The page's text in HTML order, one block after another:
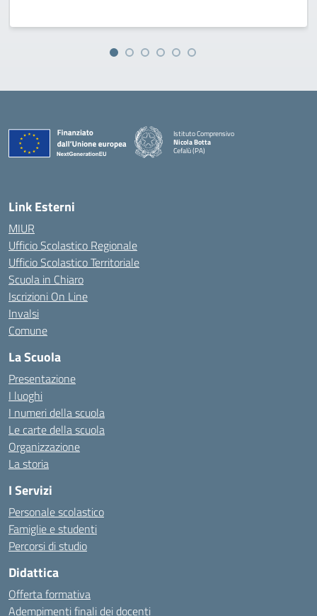
Istituto Comprensivo
Nicola Botta
Cefalù (PA)
Link Esterni
MIUR
Ufficio Scolastico Regionale
Ufficio Scolastico Territoriale
Scuola in Chiaro
Iscrizioni On Line
Invalsi
Comune
La Scuola
Presentazione
I luoghi
I numeri della scuola
Le carte della scuola
Organizzazione
La storia
I Servizi
Personale scolastico
Famiglie e studenti
Percorsi di studio
Didattica
Offerta formativa
Adempimenti finali dei docenti